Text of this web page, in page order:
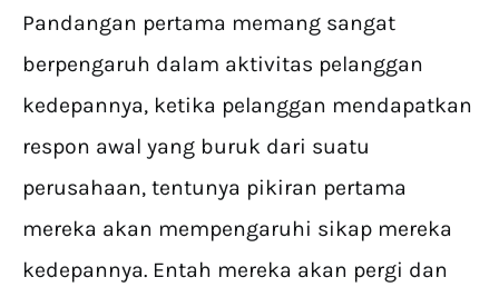
Pandangan pertama memang sangat
berpengaruh dalam aktivitas pelanggan
kedepannya, ketika pelanggan mendapatkan
respon awal yang buruk dari suatu
perusahaan, tentunya pikiran pertama
mereka akan mempengaruhi sikap mereka
kedepannya. Entah mereka akan pergi dan